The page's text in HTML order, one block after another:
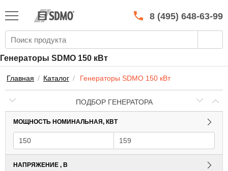
8 (495) 648-63-99
Генераторы SDMO 150 кВт
Главная / Каталог / Генераторы SDMO 150 кВт
ПОДБОР ГЕНЕРАТОРА
МОЩНОСТЬ НОМИНАЛЬНАЯ, КВТ
НАПРЯЖЕНИЕ , В
SDMO
КАТАЛОГ
О МАРКЕ
О КОМПАНИИ
СТАТЬ ДИЛЕРОМ
ПРАЙСЫ
КОНТАКТЫ